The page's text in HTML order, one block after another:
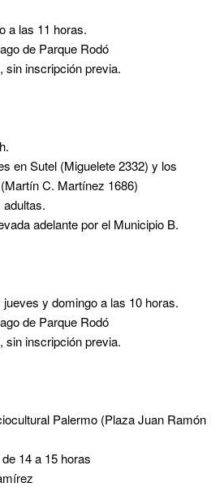
a las 11 horas.
de Parque Rodó
sin inscripción previa.
en Sutel (Miguelete 2332) y los
C. Martínez 1686)
adelante por el Municipio B.
y domingo a las 10 horas.
de Parque Rodó
sin inscripción previa.
Palermo (Plaza Juan Ramón
14 a 15 horas